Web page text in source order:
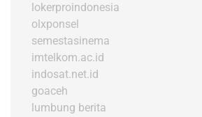
lokerproindonesia
olxponsel
semestasinema
imtelkom.ac.id
indosat.net.id
goaceh
lumbung berita